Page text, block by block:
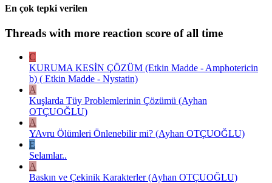
En çok tepki verilen
Threads with more reaction score of all time
C
KURUMA KESİN ÇÖZÜM (Etkin Madde - Amphotericin
b) ( Etkin Madde - Nystatin)
A
Kuşlarda Tüy Problemlerinin Çözümü (Ayhan
OTÇUOĞLU)
A
YAvru Ölümleri Önlenebilir mi? (Ayhan OTÇUOĞLU)
E
Selamlar..
A
Baskın ve Çekinik Karakterler (Ayhan OTÇUOĞLU)